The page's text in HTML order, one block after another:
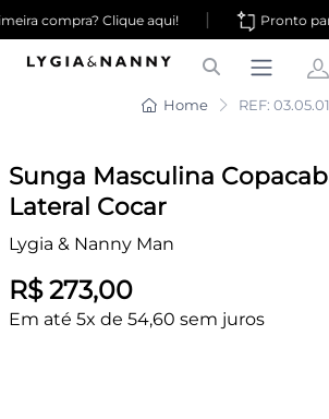
compra? Clique aqui! Pronto
Home REF:
Sunga Masculina
Lateral Cocar
Lygia & Nanny Man
R$ 273,00
Em até 5x de 54,60 sem juros